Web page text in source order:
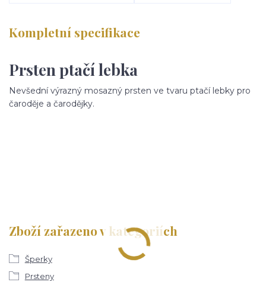
Kompletní specifikace
Prsten ptačí lebka
Nevšední výrazný mosazný prsten ve tvaru ptačí lebky pro
čaroděje a čarodějky.
Zboží zařazeno v kategoriích
Šperky
Prsteny